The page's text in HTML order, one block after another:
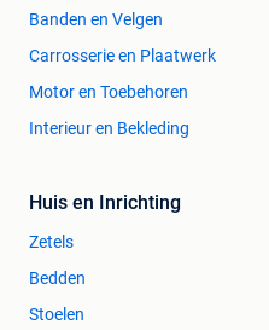
Banden en Velgen
Carrosserie en Plaatwerk
Motor en Toebehoren
Interieur en Bekleding
Huis en Inrichting
Zetels
Bedden
Stoelen